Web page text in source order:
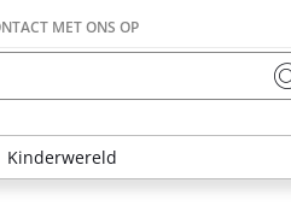
MET ONS OP
Kinderwereld